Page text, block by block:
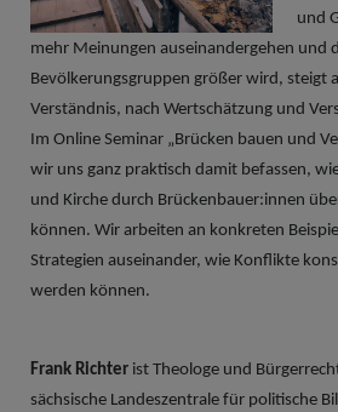
und
mehr Meinungen auseinandergehen und
Bevölkerungsgruppen größer wird, steigt
Verständnis, nach Wertschätzung und
Im Online Seminar „Brücken bauen und
wir uns ganz praktisch damit befassen,
und Kirche durch Brückenbauer:innen
können. Wir arbeiten an konkreten
Strategien auseinander, wie Konflikte
werden können.
Frank Richter ist Theologe und
sächsische Landeszentrale für politische